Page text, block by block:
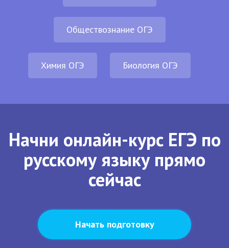
Обществознание ОГЭ
Химия ОГЭ Биология ОГЭ
Начни онлайн-курс ЕГЭ по
русскому языку прямо
сейчас
Начать подготовку